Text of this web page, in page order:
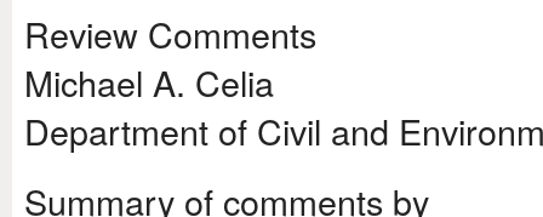
Review Comments
Michael A. Celia
Department of Civil and
Summary of comments by